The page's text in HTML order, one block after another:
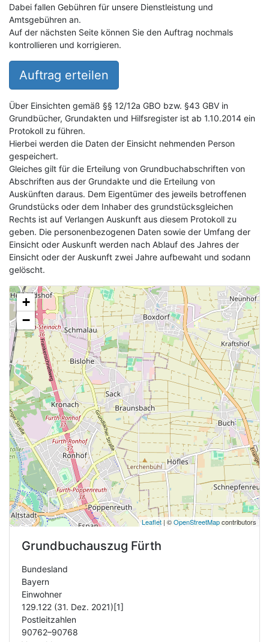
Dabei fallen Gebühren für unsere Dienstleistung und
Amtsgebühren an.
Auf der nächsten Seite können Sie den Auftrag nochmals
kontrollieren und korrigieren.
Auftrag erteilen
Über Einsichten gemäß §§ 12/12a GBO bzw. §43 GBV in
Grundbücher, Grundakten und Hilfsregister ist ab 1.10.2014 ein
Protokoll zu führen.
Hierbei werden die Daten der Einsicht nehmenden Person
gespeichert.
Gleiches gilt für die Erteilung von Grundbuchabschriften von
Abschriften aus der Grundakte und die Erteilung von
Auskünften daraus. Dem Eigentümer des jeweils betroffenen
Grundstücks oder dem Inhaber des grundstücksgleichen
Rechts ist auf Verlangen Auskunft aus diesem Protokoll zu
geben. Die personenbezogenen Daten sowie der Umfang der
Einsicht oder Auskunft werden nach Ablauf des Jahres der
Einsicht oder der Auskunft zwei Jahre aufbewaht und sodann
gelöscht.
+
−
Leaflet| ©OpenStreetMapcontributors
Grundbuchauszug Fürth
Bundesland
Bayern
Einwohner
129.122 (31. Dez. 2021)[1]
Postleitzahlen
90762–90768